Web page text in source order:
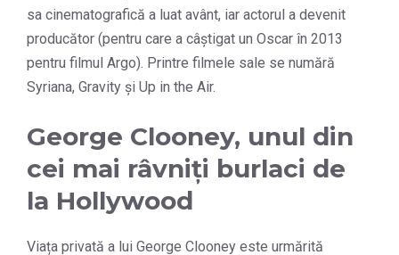
sa cinematografică a luat avânt, iar actorul a devenit
producător (pentru care a câștigat un Oscar în 2013
pentru filmul Argo). Printre filmele sale se numără
Syriana, Gravity și Up in the Air.
George Clooney, unul din
cei mai râvniți burlaci de
la Hollywood
Viața privată a lui George Clooney este urmărită